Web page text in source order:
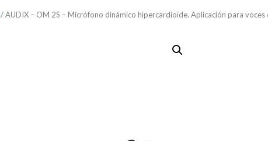
/ AUDIX – OM 2S – Micrófono dinámico hipercardioide. Aplicación para